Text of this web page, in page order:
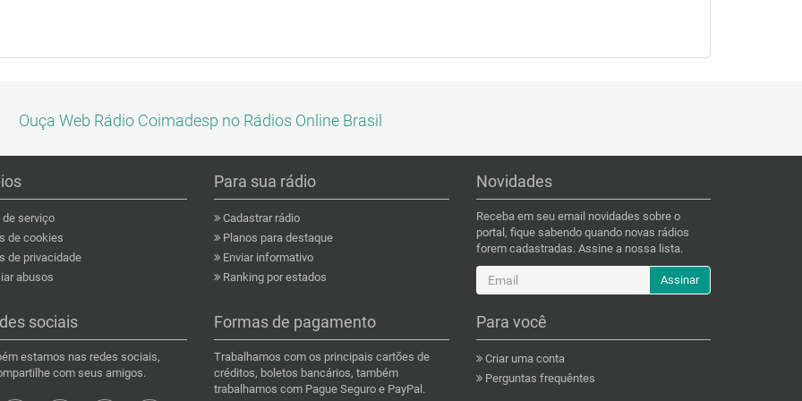
Ouça Web Rádio Coimadesp no Rádios Online Brasil
serviço
de cookies
de privacidade
abusos
Para sua rádio
Cadastrar rádio
Planos para destaque
Enviar informativo
Ranking por estados
Novidades
Receba em seu email novidades sobre o
portal, fique sabendo quando novas rádios
forem cadastradas. Assine a nossa lista.
Assinar
sociais
estamos nas redes sociais,
com seus amigos.
Formas de pagamento
Trabalhamos com os principais cartões de
créditos, boletos bancários, também
trabalhamos com Pague Seguro e PayPal.
Para você
Criar uma conta
Perguntas frequêntes